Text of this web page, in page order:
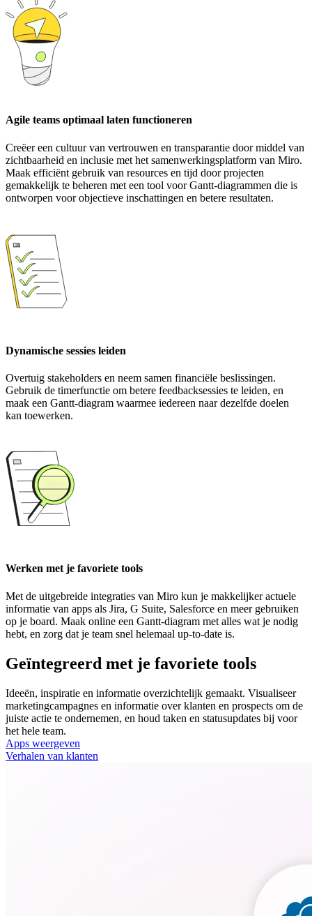
Agile teams optimaal laten functioneren
Creëer een cultuur van vertrouwen en transparantie door middel van
zichtbaarheid en inclusie met het samenwerkingsplatform van Miro.
Maak efficiënt gebruik van resources en tijd door projecten
gemakkelijk te beheren met een tool voor Gantt-diagrammen die is
ontworpen voor objectieve inschattingen en betere resultaten.
Dynamische sessies leiden
Overtuig stakeholders en neem samen financiële beslissingen.
Gebruik de timerfunctie om betere feedbacksessies te leiden, en
maak een Gantt-diagram waarmee iedereen naar dezelfde doelen
kan toewerken.
Werken met je favoriete tools
Met de uitgebreide integraties van Miro kun je makkelijker actuele
informatie van apps als Jira, G Suite, Salesforce en meer gebruiken
op je board. Maak online een Gantt-diagram met alles wat je nodig
hebt, en zorg dat je team snel helemaal up-to-date is.
Geïntegreerd met je favoriete tools
Ideeën, inspiratie en informatie overzichtelijk gemaakt. Visualiseer
marketingcampagnes en informatie over klanten en prospects om de
juiste actie te ondernemen, en houd taken en statusupdates bij voor
het hele team.
Apps weergeven
Verhalen van klanten